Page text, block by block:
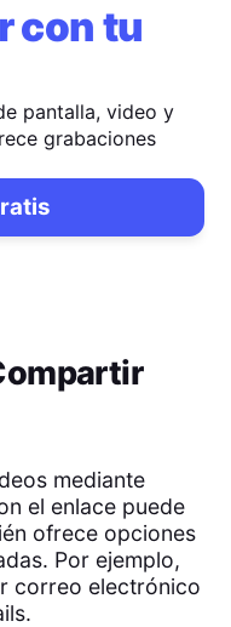
con tu
pantalla, video y
grabaciones
mediante
el enlace puede
ofrece opciones
Por ejemplo,
correo electrónico